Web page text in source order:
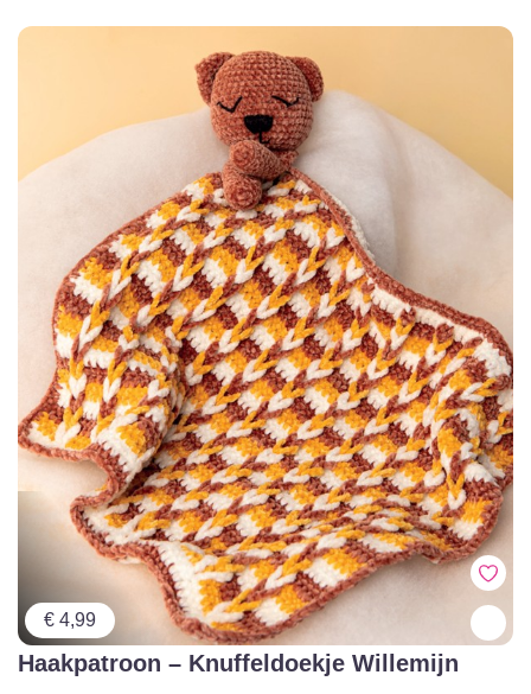
€ 4,99
Haakpatroon – Knuffeldoekje Willemijn